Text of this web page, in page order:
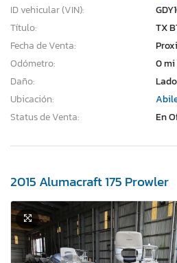
ID vehicular (VIN):
Título:
TX
Fecha de Venta:
Odómetro:
0 mi
Daño:
Lado
Ubicación:
Status de Venta:
En
2015 Alumacraft 175 Prowler